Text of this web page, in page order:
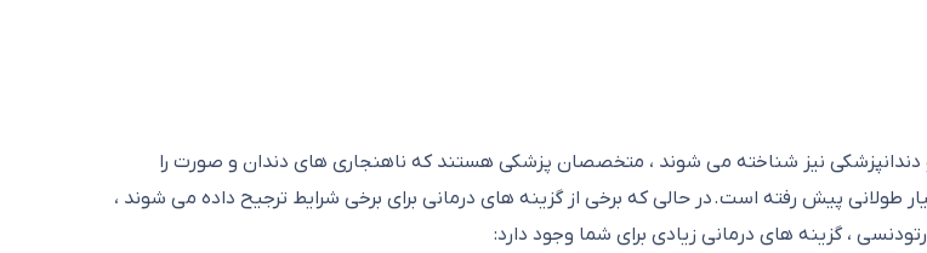
نیز شناخته می شوند ، متخصصان پزشکی هستند که ناهنجاری های دندان و صورت را
پیش رفته است. در حالی که برخی از گزینه های درمانی برای برخی شرایط ترجیح داده می شوند ،
، گزینه های درمانی زیادی برای شما وجود دارد: